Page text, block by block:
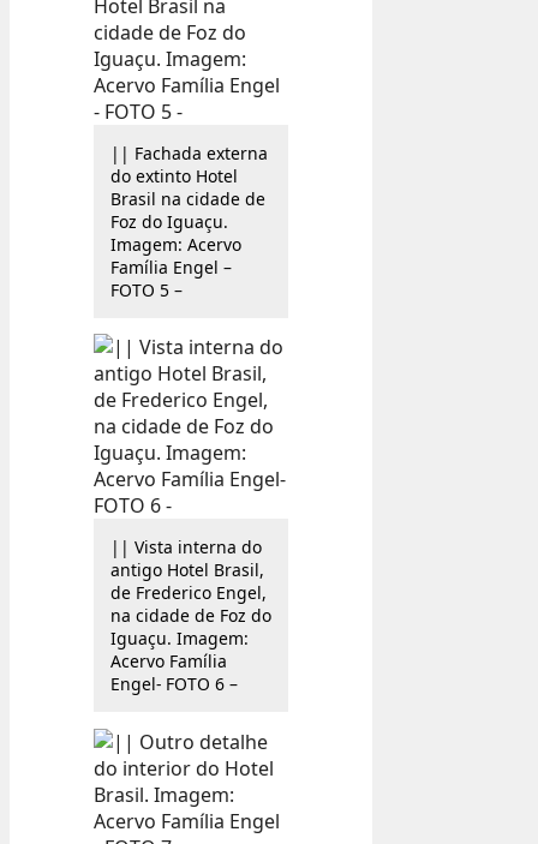
|| Fachada externa
do extinto Hotel
Brasil na cidade de
Foz do Iguaçu.
Imagem: Acervo
Família Engel –
FOTO 5 –
|| Vista interna do
antigo Hotel Brasil,
de Frederico Engel,
na cidade de Foz do
Iguaçu. Imagem:
Acervo Família
Engel- FOTO 6 –